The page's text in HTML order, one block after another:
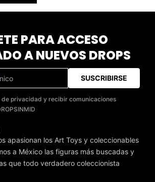
PARA ACCESO
A NUEVOS DROPS
SUSCRIBIRSE
de privacidad y recibir comunicaciones
apasionan los Art Toys y coleccionables
a México las figuras más buscadas y
que todo verdadero coleccionista